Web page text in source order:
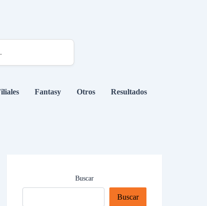
Fantasy Otros Resultados
Buscar
Buscar